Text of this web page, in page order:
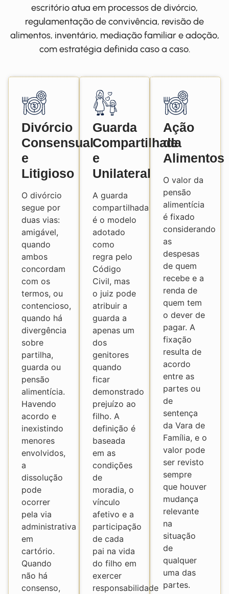
escritório atua em processos de divórcio,
regulamentação de convivência, revisão de
alimentos, inventário, mediação familiar e adoção,
com estratégia definida caso a caso.
Divórcio
Consensual
e
Litigioso
O divórcio
segue por
duas vias:
amigável,
quando
ambos
concordam
com os
termos, ou
contencioso,
quando há
divergência
sobre
partilha,
guarda ou
pensão
alimentícia.
Havendo
acordo e
inexistindo
menores
envolvidos,
a
dissolução
pode
ocorrer
pela via
administrativa
em
cartório.
Quando
não há
consenso,
Guarda
Compartilhada
e
Unilateral
A guarda
compartilhada
é o modelo
adotado
como
regra pelo
Código
Civil, mas
o juiz pode
atribuir a
guarda a
apenas um
dos
genitores
quando
ficar
demonstrado
prejuízo ao
filho. A
definição é
baseada
em as
condições
de
moradia, o
vínculo
afetivo e a
participação
de cada
pai na vida
do filho em
exercer
responsabilidade
Ação
de
Alimentos
O valor da
pensão
alimentícia
é fixado
considerando
as
despesas
de quem
recebe e a
renda de
quem tem
o dever de
pagar. A
fixação
resulta de
acordo
entre as
partes ou
de
sentença
da Vara de
Família, e o
valor pode
ser revisto
sempre
que houver
mudança
relevante
na
situação
de
qualquer
uma das
partes.